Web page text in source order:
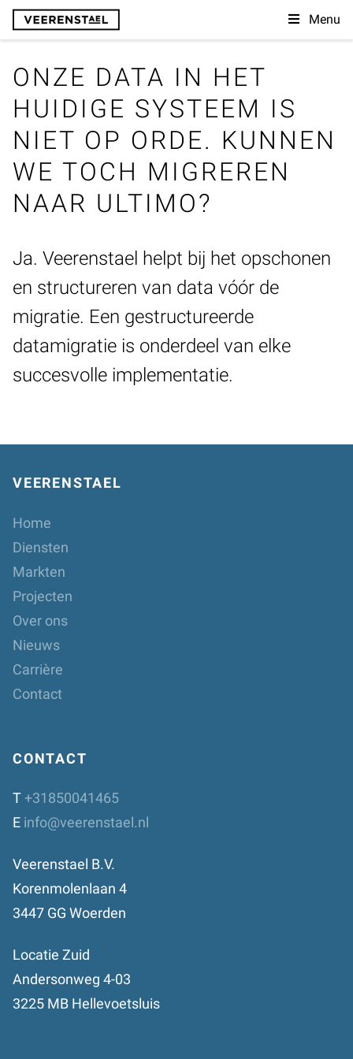
Menu
ONZE DATA IN HET
HUIDIGE SYSTEEM IS
NIET OP ORDE. KUNNEN
WE TOCH MIGREREN
NAAR ULTIMO?
Ja. Veerenstael helpt bij het opschonen
en structureren van data vóór de
migratie. Een gestructureerde
datamigratie is onderdeel van elke
succesvolle implementatie.
VEERENSTAEL
Home
Diensten
Markten
Projecten
Over ons
Nieuws
Carrière
Contact
CONTACT
T+31850041465
E info@veerenstael.nl
Veerenstael B.V.
Korenmolenlaan 4
3447 GG Woerden
Locatie Zuid
Andersonweg 4-03
3225 MB Hellevoetsluis